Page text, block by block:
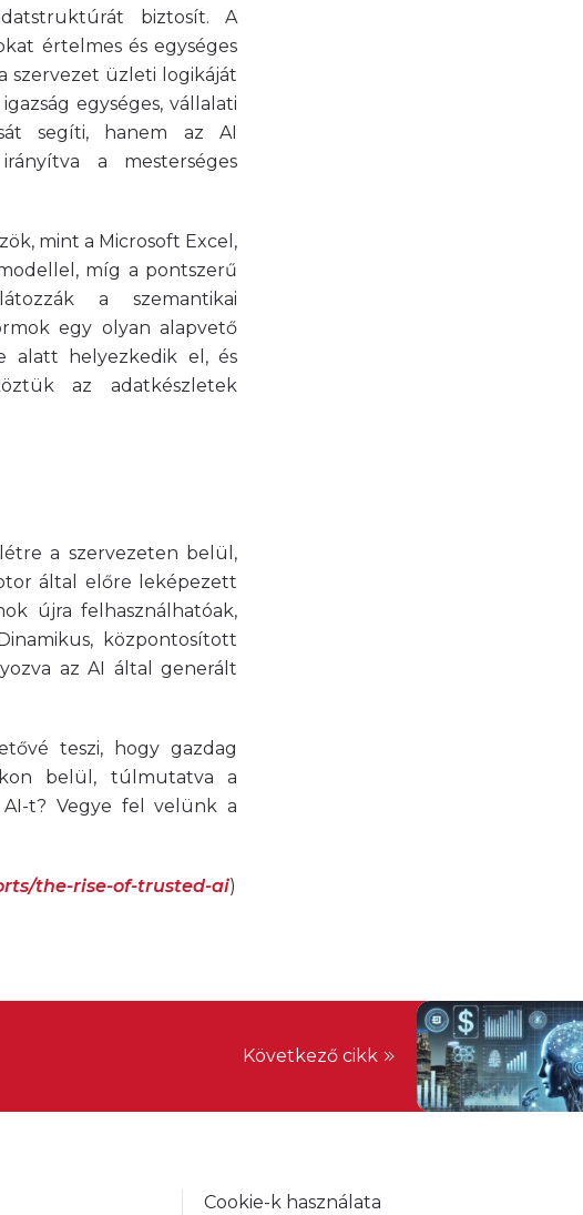
biztosít. A
értelmes és egységes
szervezet üzleti logikáját
egységes, vállalati
segíti, hanem az AI
a mesterséges
mint a Microsoft Excel,
míg a pontszerű
a szemantikai
egy olyan alapvető
alatt helyezkedik el, és
az adatkészletek
a szervezeten belül,
által előre leképezett
újra felhasználhatóak,
központosított
az AI által generált
teszi, hogy gazdag
belül, túlmutatva a
AI-t? Vegye fel velünk a
the-rise-of-trusted-ai)
Következő cikk
Cookie-k használata